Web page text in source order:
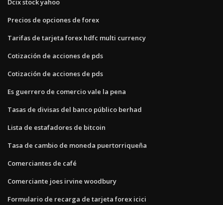
Dcix stock yahoo
Precios de opciones de forex
Tarifas de tarjeta forex hdfc multi currency
Cotización de acciones de pds
Cotización de acciones de pds
Es guerrero de comercio vale la pena
Tasas de divisas del banco público berhad
Lista de estafadores de bitcoin
Tasa de cambio de moneda puertorriqueña
Comerciantes de café
Comerciante joes irvine woodbury
Formulario de recarga de tarjeta forex icici